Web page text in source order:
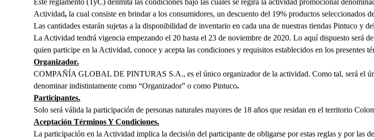
Actividad,la cual consiste en brindar a los consumidores, un descuento del 19% productos seleccionados
Las cantidades estarán sujetas a la disponibilidad de inventario en cada una de nuestras tiendas Pintuco y
La Actividad tendrá vigencia empezando el 20 hasta el 23 de noviembre de 2020. Lo aquí dispuesto será
quien participe en la Actividad, conoce y acepta las condiciones y requisitos establecidos en los presentes
Organizador.
COMPAÑÍA GLOBAL DE PINTURAS S.A., es el único organizador de la actividad. Como tal, será el
denominar indistintamente como “Organizador” o como Pintuco.
Participantes.
Solo será válida la participación de personas naturales mayores de 18 años que residan en el territorio
Aceptación Términos Y Condiciones.
La participación en la Actividad implica la decisión del participante de obligarse por estas reglas y por las